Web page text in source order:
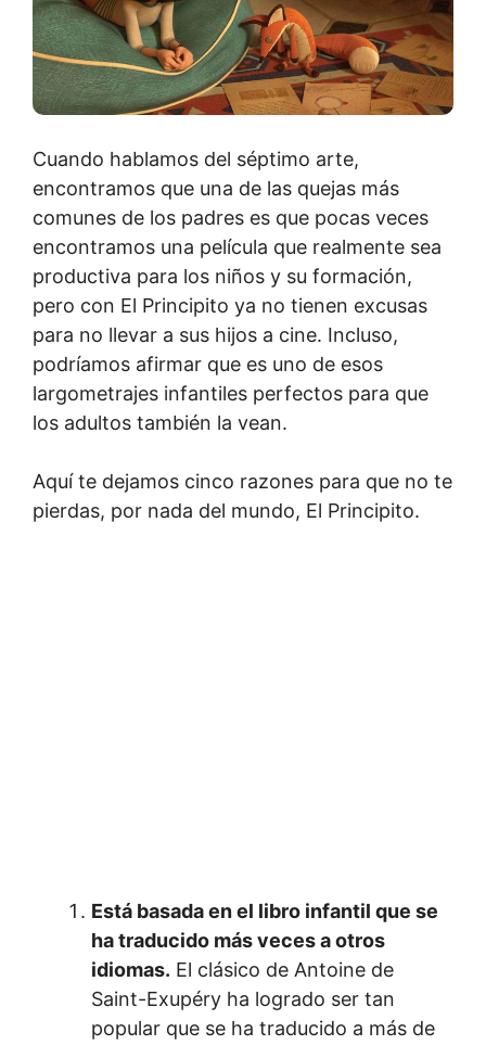
Cuando hablamos del séptimo arte,
encontramos que una de las quejas más
comunes de los padres es que pocas veces
encontramos una película que realmente sea
productiva para los niños y su formación,
pero con El Principito ya no tienen excusas
para no llevar a sus hijos a cine. Incluso,
podríamos afirmar que es uno de esos
largometrajes infantiles perfectos para que
los adultos también la vean.
Aquí te dejamos cinco razones para que no te
pierdas, por nada del mundo, El Principito.
Está basada en el libro infantil que se
ha traducido más veces a otros
idiomas. El clásico de Antoine de
Saint-Exupéry ha logrado ser tan
popular que se ha traducido a más de